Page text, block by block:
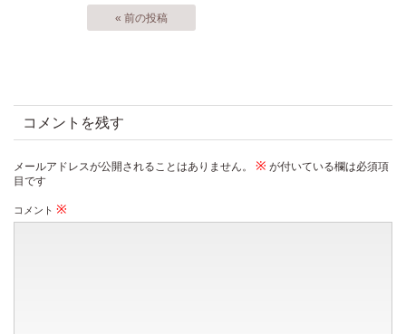
« 前の投稿
コメントを残す
メールアドレスが公開されることはありません。 ※ が付いている欄は必須項
目です
コメント ※